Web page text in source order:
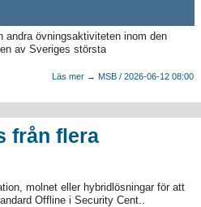
övningsaktiviteten inom den
av Sveriges största
Läs mer → MSB / 2026-06-12 08:00
från flera
molnet eller hybridlösningar för att
Offline i Security Cent..